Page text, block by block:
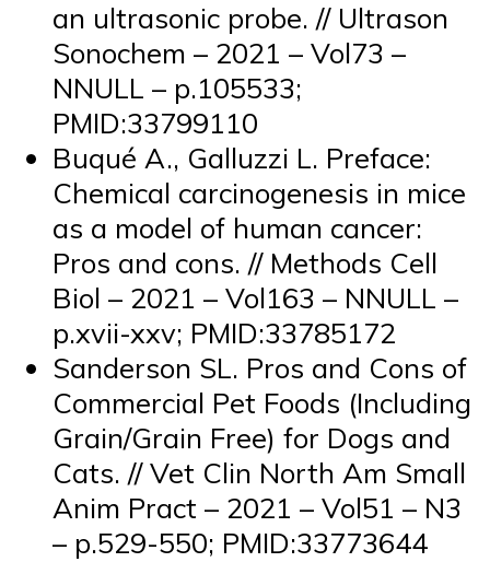
an ultrasonic probe. // Ultrason
Sonochem – 2021 – Vol73 –
NNULL – p.105533;
PMID:33799110
Buqué A., Galluzzi L. Preface:
Chemical carcinogenesis in mice
as a model of human cancer:
Pros and cons. // Methods Cell
Biol – 2021 – Vol163 – NNULL –
p.xvii-xxv; PMID:33785172
Sanderson SL. Pros and Cons of
Commercial Pet Foods (Including
Grain/Grain Free) for Dogs and
Cats. // Vet Clin North Am Small
Anim Pract – 2021 – Vol51 – N3
– p.529-550; PMID:33773644